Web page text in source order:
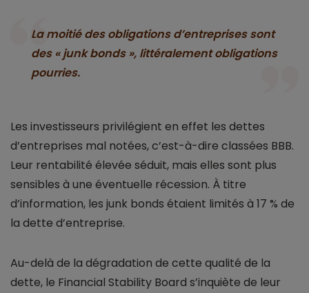
La moitié des obligations d’entreprises sont
des « junk bonds », littéralement obligations
pourries.
Les investisseurs privilégient en effet les dettes
d’entreprises mal notées, c’est-à-dire classées BBB.
Leur rentabilité élevée séduit, mais elles sont plus
sensibles à une éventuelle récession. À titre
d’information, les junk bonds étaient limités à 17 % de
la dette d’entreprise.
Au-delà de la dégradation de cette qualité de la
dette, le Financial Stability Board s’inquiète de leur